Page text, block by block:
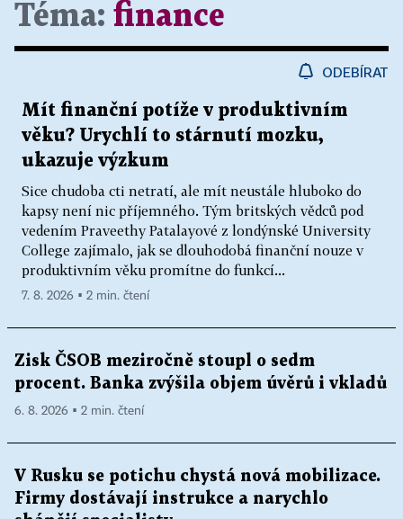
Téma: finance
ODEBÍRAT
Mít finanční potíže v produktivním
věku? Urychlí to stárnutí mozku,
ukazuje výzkum
Sice chudoba cti netratí, ale mít neustále hluboko do
kapsy není nic příjemného. Tým britských vědců pod
vedením Praveethy Patalayové z londýnské University
College zajímalo, jak se dlouhodobá finanční nouze v
produktivním věku promítne do funkcí...
7. 8. 2026 ▪ 2 min. čtení
Zisk ČSOB meziročně stoupl o sedm
procent. Banka zvýšila objem úvěrů i vkladů
6. 8. 2026 ▪ 2 min. čtení
V Rusku se potichu chystá nová mobilizace.
Firmy dostávají instrukce a narychlo